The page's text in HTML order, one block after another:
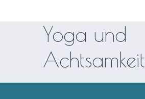
Yoga und
Achtsamkeit